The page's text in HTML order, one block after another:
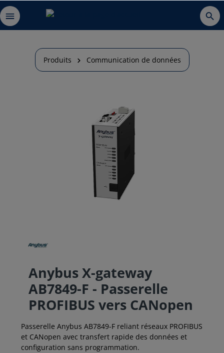
Produits Communication de données
Anybus X-gateway
AB7849-F - Passerelle
PROFIBUS vers CANopen
Passerelle Anybus AB7849-F reliant réseaux PROFIBUS
et CANopen avec transfert rapide des données et
configuration sans programmation.